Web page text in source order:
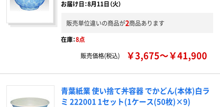
お届け日：8月11日（火）
販売単位違いの商品が2商品あります
在庫：8点
販売価格(税込)
￥3,675～￥41,900
青葉紙業 使い捨て丼容器 でかどん(本体)白ラ
ミ 222001 1セット(1ケース(50枚)×9)